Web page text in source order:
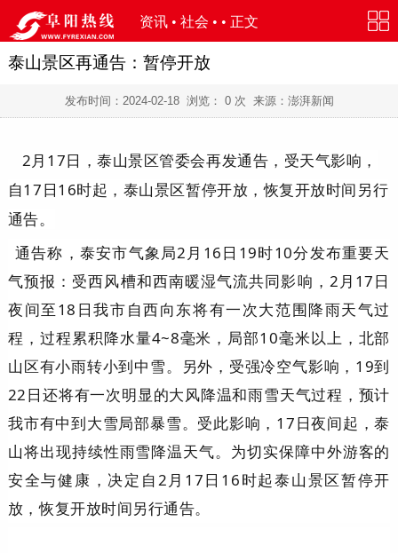
资讯 • 社会 • • 正文
泰山景区再通告：暂停开放
发布时间： 2024-02-18浏览： 0次 来源：澎湃新闻
2月17日，泰山景区管委会再发通告，受天气影响，
自17日16时起，泰山景区暂停开放，恢复开放时间另行
通告。
通告称，泰安市气象局2月16日19时10分发布重要天
气预报：受西风槽和西南暖湿气流共同影响，2月17日
夜间至18日我市自西向东将有一次大范围降雨天气过
程，过程累积降水量4~8毫米，局部10毫米以上，北部
山区有小雨转小到中雪。另外，受强冷空气影响，19到
22日还将有一次明显的大风降温和雨雪天气过程，预计
我市有中到大雪局部暴雪。受此影响，17日夜间起，泰
山将出现持续性雨雪降温天气。为切实保障中外游客的
安全与健康，决定自2月17日16时起泰山景区暂停开
放，恢复开放时间另行通告。